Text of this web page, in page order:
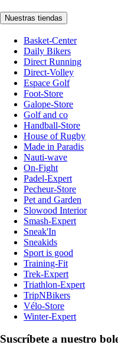
Nuestras tiendas
Basket-Center
Daily Bikers
Direct Running
Direct-Volley
Espace Golf
Foot-Store
Galope-Store
Golf and co
Handball-Store
House of Rugby
Made in Paradis
Nauti-wave
On-Fight
Padel-Expert
Pecheur-Store
Pet and Garden
Slowood Interior
Smash-Expert
Sneak'In
Sneakids
Sport is good
Training-Fit
Trek-Expert
Triathlon-Expert
TripNBikers
Vélo-Store
Winter-Expert
Suscríbete a nuestro